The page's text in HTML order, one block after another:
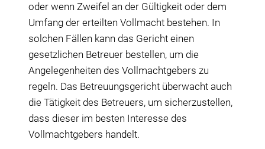
oder wenn Zweifel an der Gültigkeit oder dem
Umfang der erteilten Vollmacht bestehen. In
solchen Fällen kann das Gericht einen
gesetzlichen Betreuer bestellen, um die
Angelegenheiten des Vollmachtgebers zu
regeln. Das Betreuungsgericht überwacht auch
die Tätigkeit des Betreuers, um sicherzustellen,
dass dieser im besten Interesse des
Vollmachtgebers handelt.